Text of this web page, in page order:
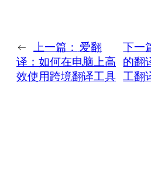
← 上一篇： 爱翻
译：如何在电脑上高
效使用跨境翻译工具
下一
的翻
工翻